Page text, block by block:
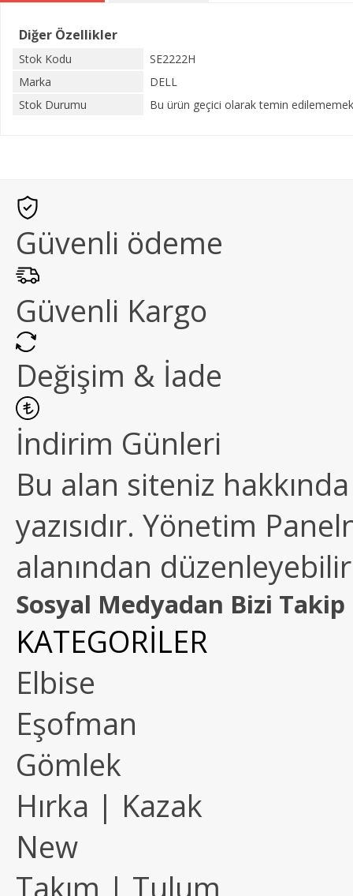
Diğer Özellikler
Stok Kodu
SE2222H
Marka
DELL
Stok Durumu
Bu ürün geçici olarak temin
Güvenli ödeme
Güvenli Kargo
Değişim & İade
İndirim Günleri
Bu alan siteniz
yazısıdır. Yönetim
alanından
Sosyal Medyadan Bizi Takip
KATEGORİLER
Elbise
Eşofman
Gömlek
Hırka | Kazak
New
Takım | Tulum